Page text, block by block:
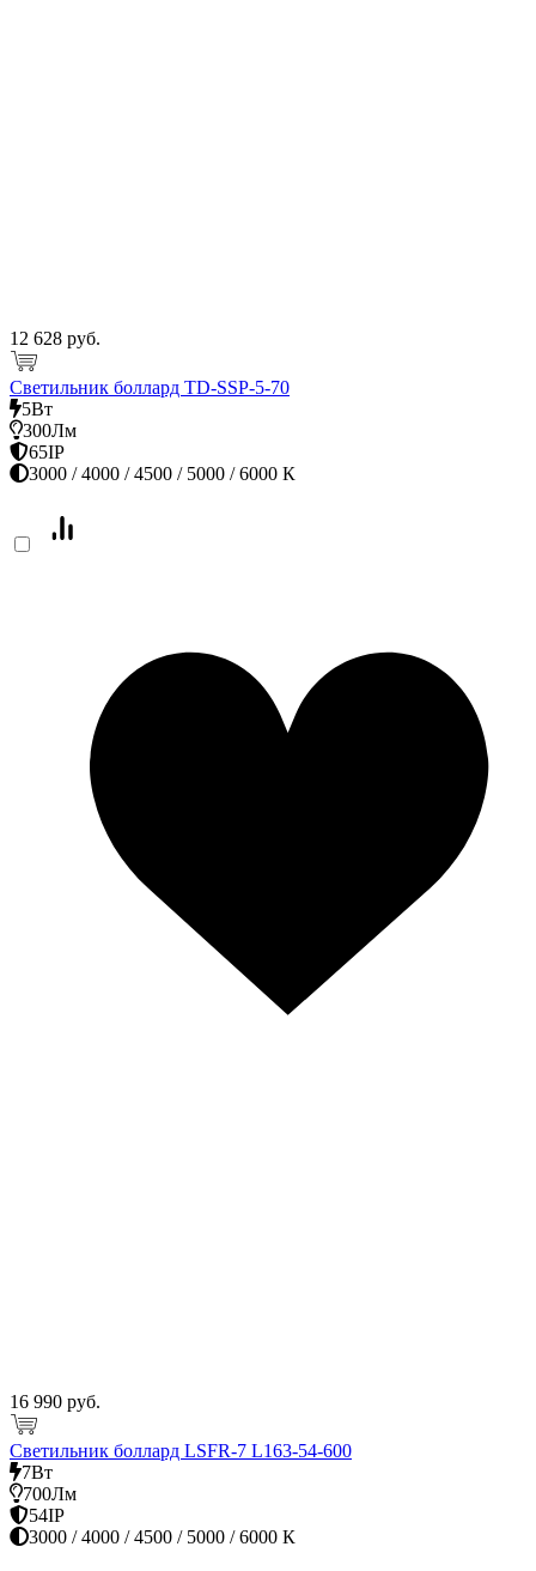
12 628 руб.
Светильник боллард TD-SSP-5-70
5Вт
300Лм
65IP
3000 / 4000 / 4500 / 5000 / 6000 К
16 990 руб.
Светильник боллард LSFR-7 L163-54-600
7Вт
700Лм
54IP
3000 / 4000 / 4500 / 5000 / 6000 К